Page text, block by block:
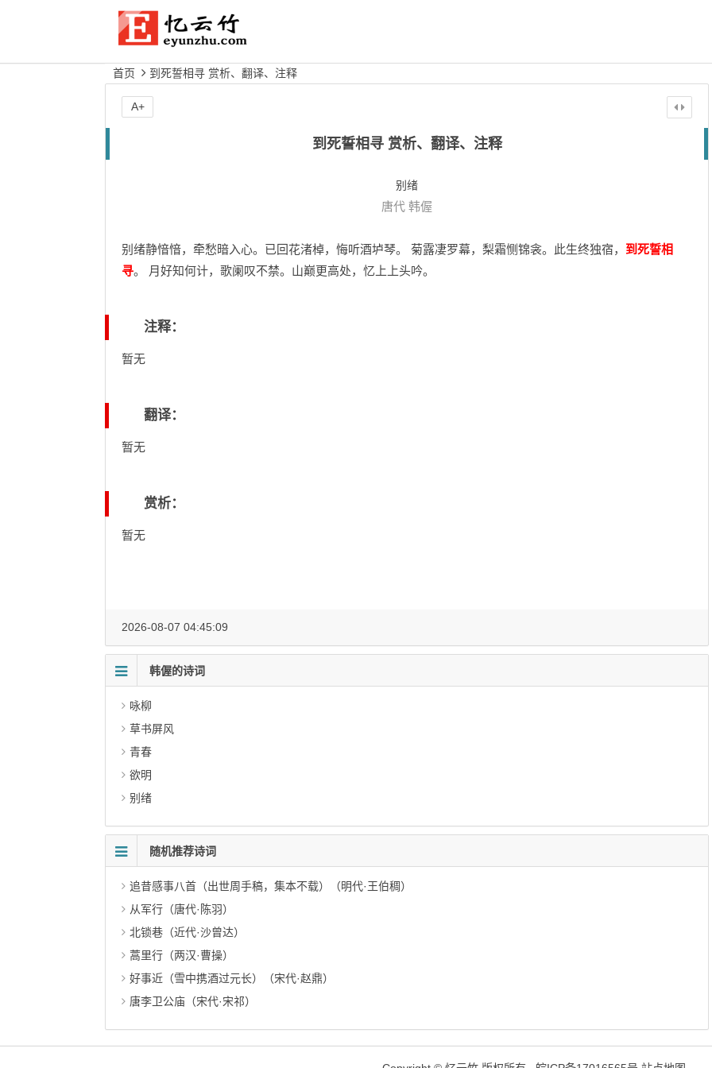
首页 到死誓相寻 赏析、翻译、注释
到死誓相寻 赏析、翻译、注释
别绪
唐代 韩偓
别绪静愔愔，牵愁暗入心。已回花渚棹，悔听酒垆琴。 菊露凄罗幕，梨霜恻锦衾。此生终独宿， 到死誓相
寻。 月好知何计，歌阑叹不禁。山巅更高处，忆上上头吟。
注释：
暂无
翻译：
暂无
赏析：
暂无
A+
2026-08-07 04:45:09
韩偓的诗词
咏柳
草书屏风
青春
欲明
别绪
随机推荐诗词
追昔感事八首（出世周手稿，集本不载）（明代·王伯稠）
从军行（唐代·陈羽）
北锁巷（近代·沙曾达）
蒿里行（两汉·曹操）
好事近（雪中携酒过元长）（宋代·赵鼎）
唐李卫公庙（宋代·宋祁）